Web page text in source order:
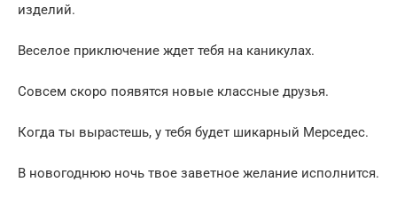
изделий.
Веселое приключение ждет тебя на каникулах.
Совсем скоро появятся новые классные друзья.
Когда ты вырастешь, у тебя будет шикарный Мерседес.
В новогоднюю ночь твое заветное желание исполнится.